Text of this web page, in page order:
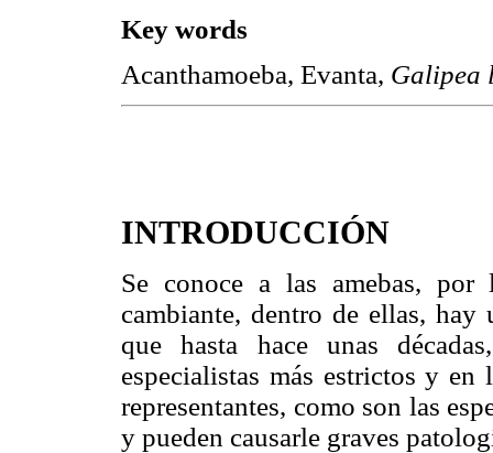
Key words
Acanthamoeba, Evanta,
INTRODUCCIÓN
Se conoce a las amebas,
cambiante, dentro de ellas,
que hasta hace unas
especialistas más estrictos y en
representantes, como son las
y pueden causarle graves